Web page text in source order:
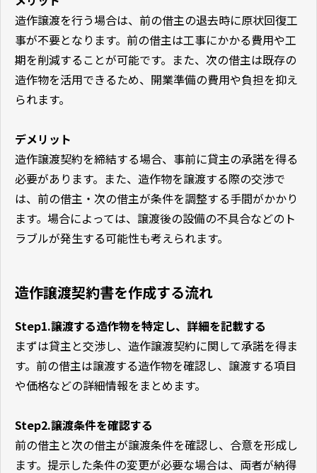
造作譲渡を行う場合は、前の借主の退去時に原状回復工
事が不要となります。前の借主は工事にかかる費用や工
期を削減することが可能です。また、次の借主は既存の
造作物を活用できるため、開業準備の費用や負担を抑え
られます。
デメリット
造作譲渡契約を締結する場合、事前に貸主の承諾を得る
必要があります。また、造作物を譲渡する際の交渉で
は、前の借主・次の借主が条件を調整する手間がかかり
ます。場合によっては、譲渡後の設備の不具合などのト
ラブルが発生する可能性も考えられます。
造作譲渡契約書を作成する流れ
Step1.譲渡する造作物を特定し、詳細を記載する
まずは貸主と交渉し、造作譲渡契約に関して承諾を得ま
す。前の借主は譲渡する造作物を確認し、譲渡する項目
や価格などの詳細情報をまとめます。
Step2.譲渡条件を確認する
前の借主と次の借主が譲渡条件を確認し、合意を形成し
ます。提示した条件の変更が必要な場合は、両者が納得